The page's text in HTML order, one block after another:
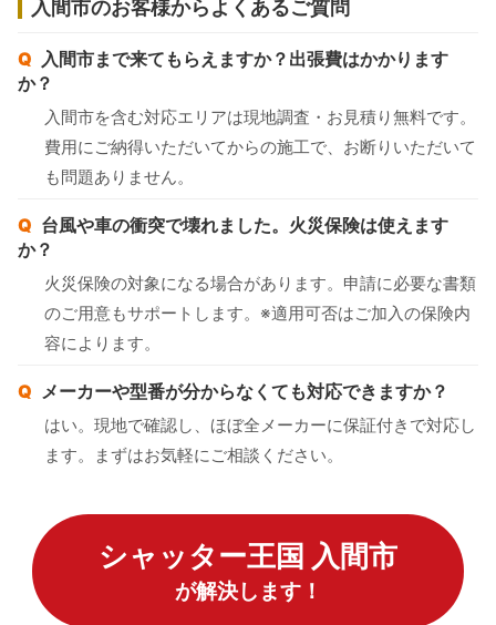
入間市のお客様からよくあるご質問
入間市まで来てもらえますか？出張費はかかります
か？
入間市を含む対応エリアは現地調査・お見積り無料です。
費用にご納得いただいてからの施工で、お断りいただいて
も問題ありません。
台風や車の衝突で壊れました。火災保険は使えます
か？
火災保険の対象になる場合があります。申請に必要な書類
のご用意もサポートします。※適用可否はご加入の保険内
容によります。
メーカーや型番が分からなくても対応できますか？
はい。現地で確認し、ほぼ全メーカーに保証付きで対応し
ます。まずはお気軽にご相談ください。
シャッター王国 入間市
が解決します！